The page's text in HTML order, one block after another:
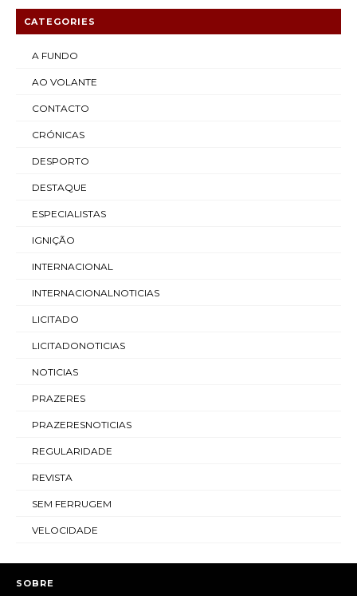
CATEGORIES
A FUNDO
AO VOLANTE
CONTACTO
CRÓNICAS
DESPORTO
DESTAQUE
ESPECIALISTAS
IGNIÇÃO
INTERNACIONAL
INTERNACIONALNOTICIAS
LICITADO
LICITADONOTICIAS
NOTICIAS
PRAZERES
PRAZERESNOTICIAS
REGULARIDADE
REVISTA
SEM FERRUGEM
VELOCIDADE
SOBRE